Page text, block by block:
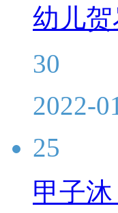
幼儿
30
2022-
25
甲子